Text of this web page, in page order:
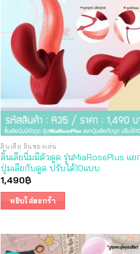
ลิ้นเลีย ลิ้นของเล่น
ลิ้นเลียนิ่มมีตัวดูด รุ่นMiaRosePlus แย
ปุ่มเลียกับดูด ปรับได้10แบบ
1,490฿
หยิบใส่ตะกร้า